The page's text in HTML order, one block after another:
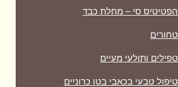
הפטיטיס סי – מחלת כבד
טחורים
טפילים ותולעי מעיים
טיפול טבעי בכאבי בטן כרוניים